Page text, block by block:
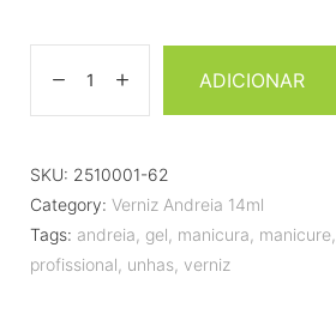
ADICIONAR
SKU: 2510001-62
Category: Verniz Andreia 14ml
Tags: andreia, gel, manicura, manicure,
profissional, unhas, verniz